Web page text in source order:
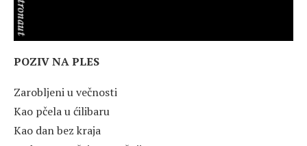
POZIV NA PLES
Zarobljeni u večnosti
Kao pčela u ćilibaru
Kao dan bez kraja